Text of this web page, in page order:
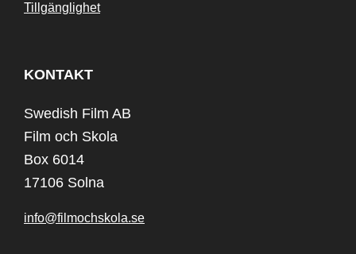
Tillgänglighet
KONTAKT
Swedish Film AB
Film och Skola
Box 6014
17106 Solna
info@filmochskola.se